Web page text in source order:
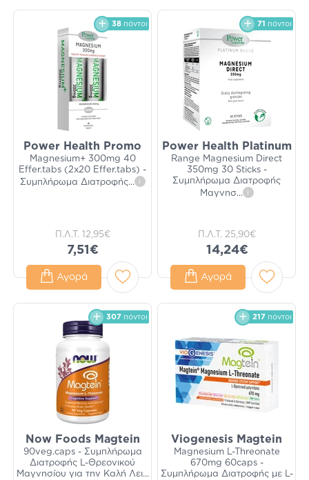
38 πόντοι
Power Health Promo
Magnesium+ 300mg 40
Effer.tabs (2x20 Effer.tabs) -
Συμπλήρωμα Διατροφής... i
Π.Λ.Τ. 12,95€
7,51€
Αγορά
71 πόντοι
Power Health Platinum
Range Magnesium Direct
350mg 30 Sticks -
Συμπλήρωμα Διατροφής
Μαγνησ... i
Π.Λ.Τ. 25,90€
14,24€
Αγορά
307 πόντοι
Now Foods Magtein
90veg.caps - Συμπλήρωμα
Διατροφής L-Θρεονικού
Μαγνησίου για την Καλή Λει...
217 πόντοι
Viogenesis Magtein
Magnesium L-Threonate
670mg 60caps -
Συμπλήρωμα Διατροφής με L-